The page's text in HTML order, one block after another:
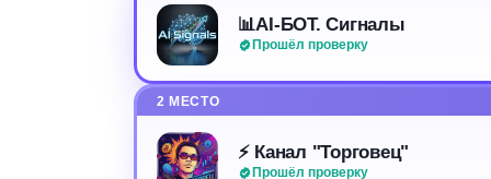
📊AI-БОТ. Сигналы
Прошёл проверку
2 МЕСТО
⚡️ Канал "Торговец"
Прошёл проверку